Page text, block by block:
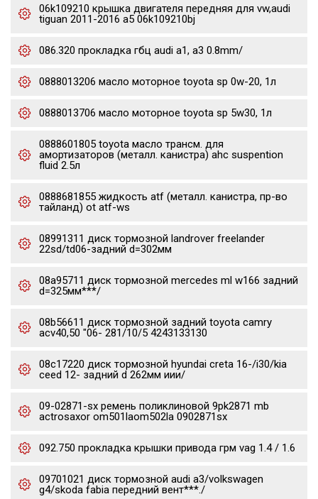
06k109210 крышка двигателя передняя для vw,audi
tiguan 2011-2016 a5 06k109210bj
086.320 прокладка гбц audi a1, a3 0.8mm/
0888013206 масло моторное toyota sp 0w-20, 1л
0888013706 масло моторное toyota sp 5w30, 1л
0888601805 toyota масло трансм. для
амортизаторов (металл. канистра) ahc suspention
fluid 2.5л
0888681855 жидкость atf (металл. канистра, пр-во
тайланд) ot atf-ws
08991311 диск тормозной landrover freelander
22sd/td06-задний d=302мм
08a95711 диск тормозной mercedes ml w166 задний
d=325мм***/
08b56611 диск тормозной задний toyota camry
acv40,50 "06- 281/10/5 4243133130
08c17220 диск тормозной hyundai creta 16-/i30/kia
ceed 12- задний d 262мм иии/
09-02871-sx ремень поликлиновой 9pk2871 mb
actrosaxor om501laom502la 0902871sx
092.750 прокладка крышки привода грм vag 1.4 / 1.6
09701021 диск тормозной audi a3/volkswagen
g4/skoda fabia передний вент***./